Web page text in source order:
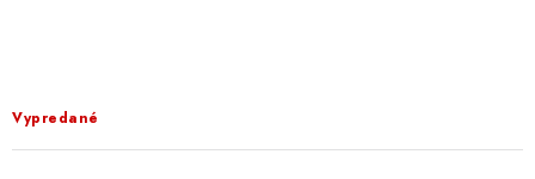
Vypredané